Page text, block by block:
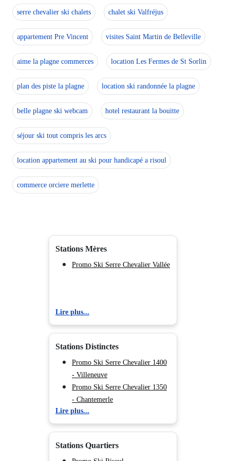
Dépôt de garantie : 3500euros + caution ménage
Prestations en sus sur commande : location linge de
Tarifs préférentiels : cours de ski, matériel de ski,
serre chevalier ski chalets chalet ski Valfréjus
appartement Pre Vincent visites Saint Martin de Belleville
aime la plagne commerces location Les Fermes de St Sorlin
plan des piste la plagne location ski randonnée la plagne
belle plagne ski webcam hotel restaurant la bouitte
séjour ski tout compris les arcs
location appartement au ski pour handicapé a risoul
commerce orciere merlette
Stations Mères
Promo Ski Serre Chevalier Vallée
Lire plus...
Stations Distinctes
Promo Ski Serre Chevalier 1400
- Villeneuve
Promo Ski Serre Chevalier 1350
- Chantemerle
Promo Ski Serre Chevalier 1200
- Briançon
- Monêtier Les Bains
Lire plus...
Stations Quartiers